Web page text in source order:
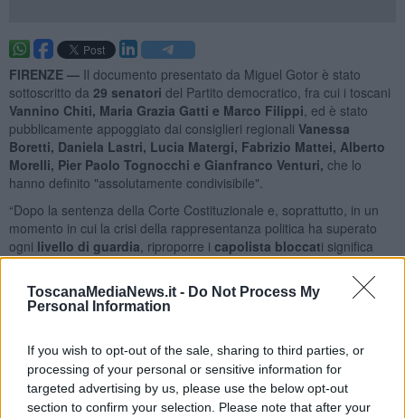
ToscanaMediaNews.it - Do Not Process My
Personal Information
If you wish to opt-out of the sale, sharing to third parties, or
processing of your personal or sensitive information for
targeted advertising by us, please use the below opt-out
section to confirm your selection. Please note that after your
FIRENZE — Il documento presentato da Miguel Gotor è stato
sottoscritto da 29 senatori del Partito democratico, fra cui i toscani
Vannino Chiti, Maria Grazia Gatti e Marco Filippi , ed è stato
pubblicamente appoggiato dai consiglieri regionali Vanessa
Boretti, Daniela Lastri, Lucia Matergi, Fabrizio Mattei, Alberto
Morelli, Pier Paolo Tognocchi e Gianfranco Venturi, che lo
hanno definito "assolutamente condivisibile".
“Dopo la sentenza della Corte Costituzionale e, soprattutto, in un
momento in cui la crisi della rappresentanza politica ha superato
ogni livello di guardia , riproporre i capolista bloccati significa
creare nuovamente unparlamento di nominati- hanno scritto i
sette consiglieri in un comunicato - La nostra voce a favore di
questo documento è coerente con la posizione che assumemmo
riavviasse un dibattito verosu questo tema in tutte le sue sedi".